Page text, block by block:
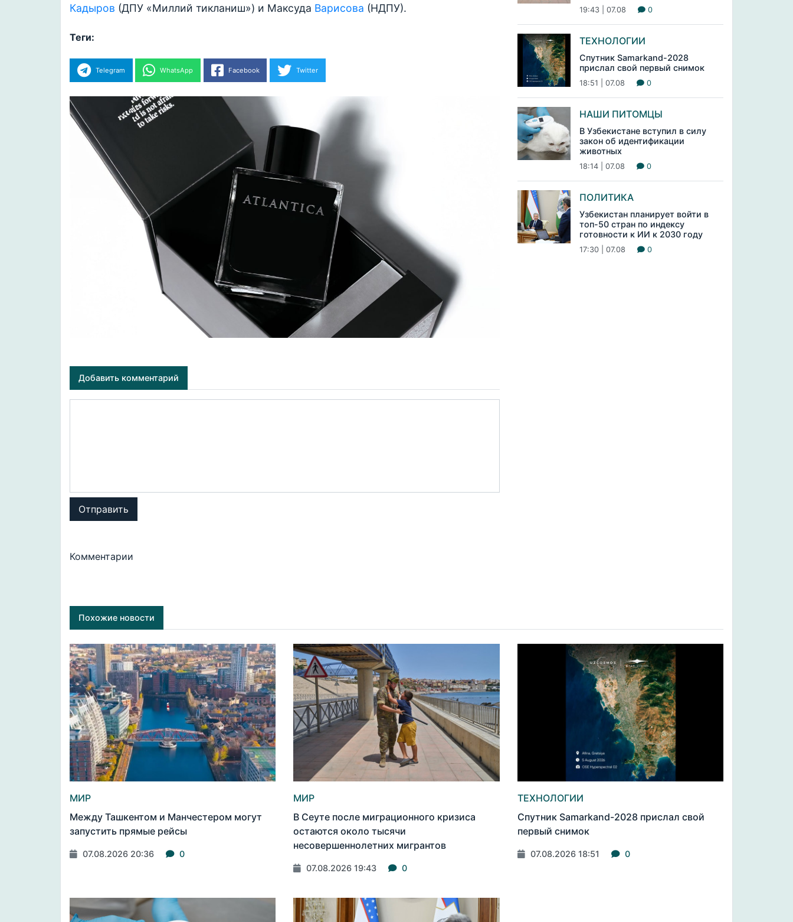
Кадыров (ДПУ «Миллий тикланиш») и Максуда Варисова (НДПУ).
Теги:
Telegram WhatsApp Facebook Twitter
Добавить комментарий
Отправить
Комментарии
19:43 | 07.08 0
ТЕХНОЛОГИИ
Спутник Samarkand-2028
прислал свой первый снимок
18:51 | 07.08 0
НАШИ ПИТОМЦЫ
В Узбекистане вступил в силу
закон об идентификации
животных
18:14 | 07.08 0
ПОЛИТИКА
Узбекистан планирует войти в
топ-50 стран по индексу
готовности к ИИ к 2030 году
17:30 | 07.08 0
Похожие новости
МИР
Между Ташкентом и Манчестером могут
запустить прямые рейсы
07.08.2026 20:36 0
МИР
В Сеуте после миграционного кризиса
остаются около тысячи
несовершеннолетних мигрантов
07.08.2026 19:43 0
ТЕХНОЛОГИИ
Спутник Samarkand-2028 прислал свой
первый снимок
07.08.2026 18:51 0